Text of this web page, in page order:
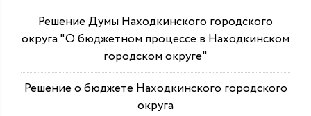
Решение Думы Находкинского городского
округа "О бюджетном процессе в Находкинском
городском округе"
Решение о бюджете Находкинского городского
округа